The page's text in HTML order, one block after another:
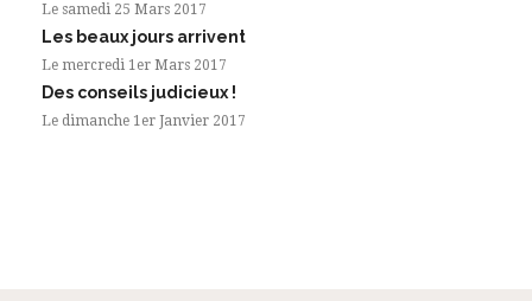
Le samedi 25 Mars 2017
Les beaux jours arrivent
Le mercredi 1er Mars 2017
Des conseils judicieux !
Le dimanche 1er Janvier 2017